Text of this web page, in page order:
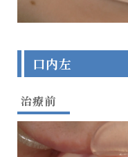
口内左
治療前